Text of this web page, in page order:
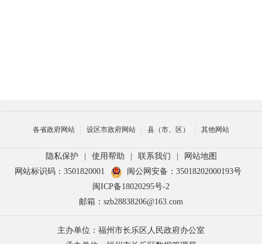
各省政府网站 设区市政府网站 县（市、区） 其他网站
隐私保护 使用帮助 联系我们
网站地图
网站标识码：3501820001
闽公网安备：35018202000193号
闽ICP备18020295号-2
邮箱：szb28838206@163.com
主办单位：福州市长乐区人民政府办公室